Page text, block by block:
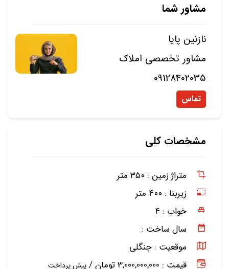
مشاور شما
نازنین پایا
مشاور تخصصی املاک
09128402035
تماس
مشخصات کلی
متراژ زمین : ۳۵۰ متر
زیربنا : ۴۰۰ متر
خواب : ۴
سال ساخت :
موقعیت : جنگلی
قیمت : 3,000,000,000 تومان /
پیش پرداخت